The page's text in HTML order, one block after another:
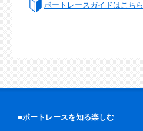
ボートレースガイドはこちら
■ボートレースを知る楽しむ